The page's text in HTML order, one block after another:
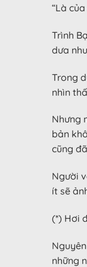
“Là
Trình
dưa
Trong
nhìn
Nhưng
bản
cũng
Người
ít sẽ
(*) Hơi
những